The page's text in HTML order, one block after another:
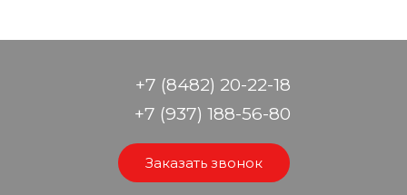
+7 (8482) 20-22-18
+7 (937) 188-56-80
Заказать звонок